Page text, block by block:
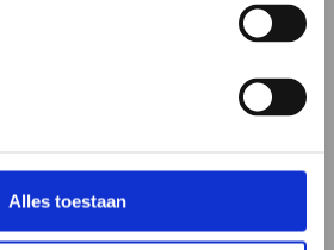
Alles toestaan
standaardcombinaties van
sluiten niet altijd goed aan bij
uw microbioom en klachten.
samen aan een
Op basis van jouw
en medische situatie kan een